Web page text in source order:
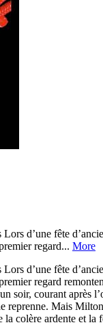
Lors d’une fête
regard... More
Lors d’une fête
regard
soir, courant après
Mais
colère ardente et la